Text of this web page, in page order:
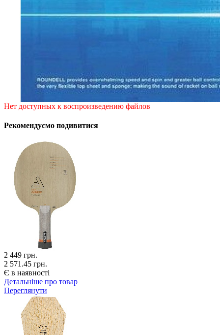
Нет доступных к воспроизведению файлов
Рекомендуємо подивитися
2 449 грн.
2 571.45 грн.
Є в наявності
Детальніше про товар
Переглянути